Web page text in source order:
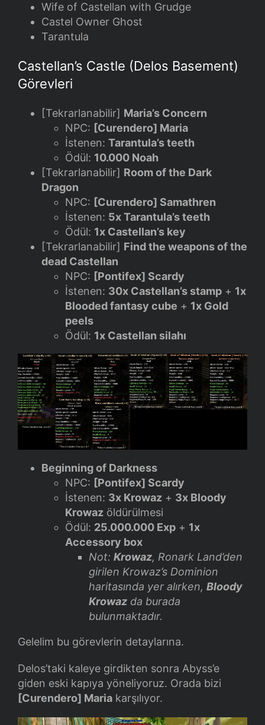
Wife of Castellan with Grudge
Castel Owner Ghost
Tarantula
Castellan’s Castle (Delos Basement)
Görevleri
[Tekrarlanabilir] Maria’s Concern
NPC: [Curendero] Maria
İstenen: Tarantula’s teeth
Ödül: 10.000 Noah
[Tekrarlanabilir] Room of the Dark
Dragon
NPC: [Curendero] Samathren
İstenen: 5x Tarantula’s teeth
Ödül: 1x Castellan’s key
[Tekrarlanabilir] Find the weapons of the
dead Castellan
NPC: [Pontifex] Scardy
İstenen: 30x Castellan’s stamp + 1x
Blooded fantasy cube + 1x Gold
peels
Ödül: 1x Castellan silahı
Beginning of Darkness
NPC: [Pontifex] Scardy
İstenen: 3x Krowaz + 3x Bloody
Krowaz öldürülmesi
Ödül: 25.000.000 Exp + 1x
Accessory box
Not: Krowaz, Ronark Land’den
girilen Krowaz’s Dominion
haritasında yer alırken, Bloody
Krowaz da burada
bulunmaktadır.
Gelelim bu görevlerin detaylarına.
Delos’taki kaleye girdikten sonra Abyss’e
giden eski kapıya yöneliyoruz. Orada bizi
[Curendero] Maria karşılıyor.